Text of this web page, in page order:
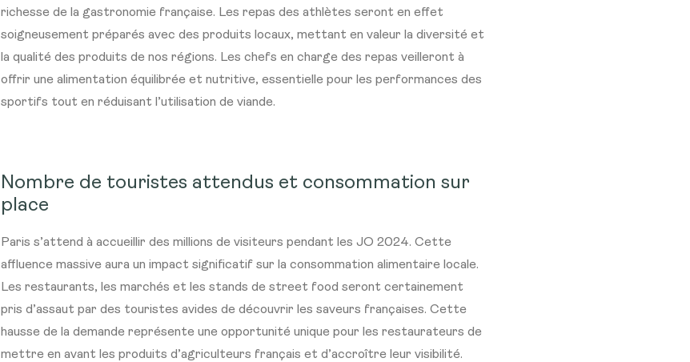
richesse de la gastronomie française. Les repas des athlètes seront en effet
soigneusement préparés avec des produits locaux, mettant en valeur la diversité et
la qualité des produits de nos régions. Les chefs en charge des repas veilleront à
offrir une alimentation équilibrée et nutritive, essentielle pour les performances des
sportifs tout en réduisant l’utilisation de viande.
Nombre de touristes attendus et consommation sur
place
Paris s’attend à accueillir des millions de visiteurs pendant les JO 2024. Cette
affluence massive aura un impact significatif sur la consommation alimentaire locale.
Les restaurants, les marchés et les stands de street food seront certainement
pris d’assaut par des touristes avides de découvrir les saveurs françaises. Cette
hausse de la demande représente une opportunité unique pour les restaurateurs de
mettre en avant les produits d’agriculteurs français et d’accroître leur visibilité.